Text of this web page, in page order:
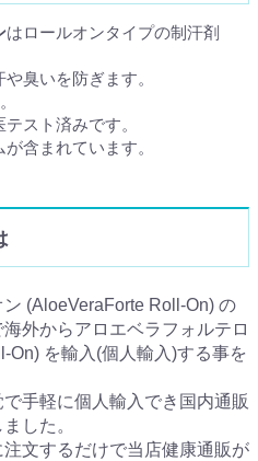
はロールオンタイプの制汗剤
臭いを防ぎます。
スト済みです。
含まれています。
(AloeVeraForte Roll-On) の
外からアロエベラフォルテロ
On) を輸入(個人輸入)する事を
手軽に個人輸入でき国内通販
した。
文するだけで当店健康通販が